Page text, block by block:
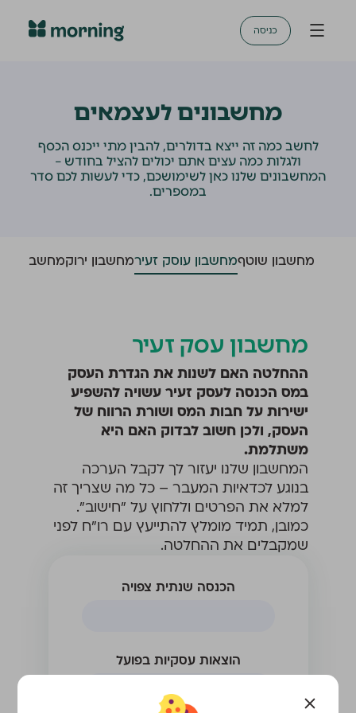
כניסה
מחשבונים לעצמאים
לחשב כמה זה ייצא בדולרים, להבין מתי ייכנס הכסף
ולגלות כמה עצים אתם יכולים להציל בחודש –
המחשבונים שלנו כאן לשימושכם, כדי לעשות לכם סדר
במספרים.
מחשבון שוטףמחשבון עוסק זעירמחשבון ירוקמחשבון
מחשבון עסק זעיר
ההחלטה האם לשנות את הגדרת העסק
במס הכנסה לעסק זעיר עשויה להשפיע
ישירות על חבות המס ושורת הרווח של
העסק, ולכן חשוב לבדוק האם היא
משתלמת.
המחשבון שלנו יעזור לך לקבל הערכה
בנוגע לכדאיות המעבר – כל מה שצריך זה
למלא את הפרטים וללחוץ על ״חישוב״.
כמובן, תמיד מומלץ להתייעץ עם רו״ח לפני
שמקבלים את ההחלטה.
הכנסה שנתית צפויה
הוצאות עסקיות בפועל